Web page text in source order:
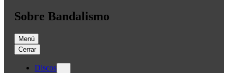
Sobre Bandalismo
Menú
Cerrar
Discos